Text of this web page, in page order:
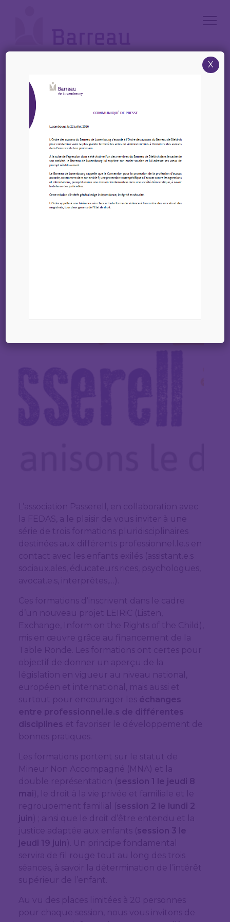
Accueil News
/
Invitation à une série de trois formations au sujet des enfants exilés
Invitation à une série de
trois formations au
sujet des enfants exilés
L’association Passerell, en collaboration avec
la FEDAS, a le plaisir de vous inviter à une
série de trois formations pluridisciplinaires
destinées aux différents professionnel.le.s en
contact avec les enfants exilés (assistant.e.s
sociaux.ales, éducateurs.rices, psychologues,
avocat.e.s, interprètes,…).
Ces formations d’inscrivent dans le cadre
d’un nouveau projet LEIRiC (Listen,
Exchange, Inform on the Rights of the Child),
mis en œuvre grâce au financement de la
Table Ronde. Les formations ont certes pour
objectif de donner un aperçu de la
législation en vigueur au niveau national,
européen et international, mais aussi et
surtout pour encourager les échanges
entre professionnel.le.s de différentes
disciplines et favoriser le développement de
bonnes pratiques.
Les formations portent sur le statut de
Mineur Non Accompagné (MNA) et la
double représentation (session 1 le jeudi 8
mai ), le droit à la vie privée et familiale et le
regroupement familial (session 2 le lundi 2
juin ) ; ainsi que le droit d’être entendu et la
justice adaptée aux enfants (session 3 le
jeudi 19 juin ). Un principe fondamental
servira de fil rouge tout au long des trois
séances, à savoir la détermination de l’intérêt
supérieur de l’enfant.
Au vu des places limitées à 20 personnes
pour chaque session, nous vous invitons de
X